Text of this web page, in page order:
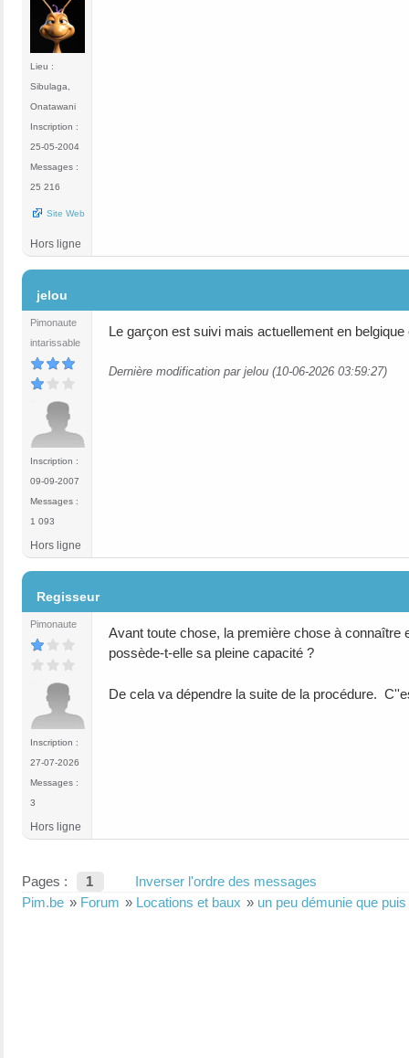
Lieu :
Sibulaga,
Onatawani
Inscription :
25-05-2004
Messages :
25 216
Site Web
Hors ligne
jelou
Pimonaute
intarissable
Inscription :
09-09-2007
Messages :
1 093
Le garçon est suivi mais actuellement en
Dernière modification par jelou (10-06-2026 03:59:27)
Hors ligne
Regisseur
Pimonaute
Inscription :
27-07-2026
Messages :
3
Avant toute chose, la première chose à
possède-t-elle sa pleine capacité ?
De cela va dépendre la suite de la procédure.
Hors ligne
Pages : 1
Inverser l'ordre des messages
Pim.be » Forum » Locations et baux » un peu démunie que